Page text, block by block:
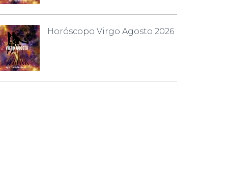
Horóscopo Virgo Agosto 2026